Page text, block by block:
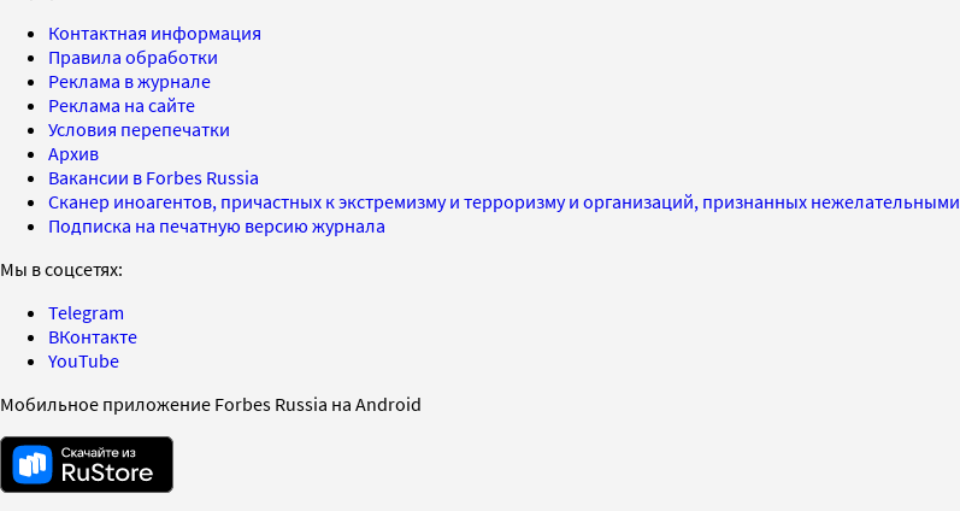
Контактная информация
Правила обработки
Реклама в журнале
Реклама на сайте
Условия перепечатки
Архив
Вакансии в Forbes Russia
Сканер иноагентов, причастных к экстремизму и терроризму и организаций, признанных нежелательными
Подписка на печатную версию журнала
Мы в соцсетях:
Telegram
ВКонтакте
YouTube
Мобильное приложение Forbes Russia на Android